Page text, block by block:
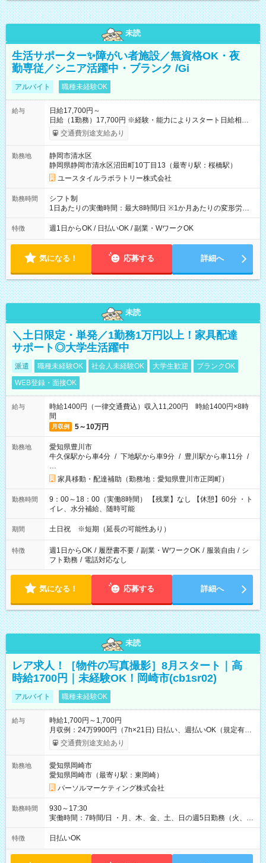
未読
生活サポーター✨障がい者施設／無資格OK・夜
勤専従／シニア活躍中・ブランク /Gi
アルバイト 職種未経験OK
給与
日給17,700円～
日給（1勤務）17,700円 ※経験・能力によりスタート日給相談
可・昇給可 【試用期間】試用期間あり 試用期間の長さ：3ヶ月
雇用形態、給与は本採用時と同じです。
交通費別途支給あり
勤務地
静岡市清水区
静岡県静岡市清水区沼田町10丁目13（最寄り駅：桜橋駅）
ユースタイルラボラトリー株式会社
勤務時間
シフト制
1日あたりの実働時間：最大8時間/日 ※1か月あたりの変形労働
制（週平均40時間以内） 夜勤：17:00-翌09:00（休憩2時間）
特徴 週1日からOK / 日払いOK / 副業・WワークOK
気になる！ 応募する 詳細へ
未読
＼土日限定・単発／1勤務1万円以上！家具配達
サポート◎大学生活躍中
派遣 職種未経験OK 社会人未経験OK 大学生歓迎
ブランクOK
WEB登録・面接OK
給与
時給1400円（一律交通費込）収入11,200円 時給1400円×8時
間
月収例 5～10万円
勤務地
愛知県豊川市
牛久保駅から車4分 / 下地駅から車9分 / 豊川駅から車11分 /
…
家具移動・配達補助（勤務地：愛知県豊川市正岡町）
勤務時間
9：00～18：00（実働8時間） 【残業】なし 【休憩】60分 ・ト
イレ、水分補給、随時可能
期間 土日祝 ※短期（延長の可能性あり）
特徴 週1日からOK / 履歴書不要 / 副業・WワークOK / 服装自由 / シ
フト勤務 / 電話対応なし
気になる！ 応募する 詳細へ
未読
レア求人！［物件の写真撮影］8月スタート｜高
時給1700円｜未経験OK！岡崎市(cb1sr02)
アルバイト 職種未経験OK
給与
時給1,700円～1,700円
月収例：24万9900円（7h×21日) 日払い、週払いOK（規定有
り） 【試用期間】試用期間なし
交通費別途支給あり
勤務地
愛知県岡崎市
愛知県岡崎市（最寄り駅：東岡崎）
パーソルマーケティング株式会社
勤務時間
930～17:30
実働時間：7時間/日 ・月、木、金、土、日の週5日勤務（火、水
は固定休です／夏季、年末年始等、長期休暇有り！） ・ワンシ
フト！ 残業ほぼナシ（0～5h/月）
特徴 日払いOK